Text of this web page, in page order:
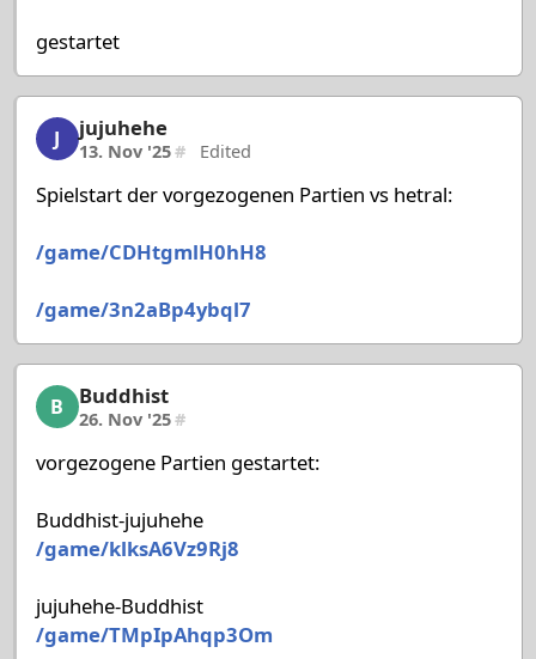
gestartet
jujuhehe, 12/58, 13. Nov '25
J jujuhehe
13. Nov '25# Edited
Spielstart der vorgezogenen Partien vs hetral:
/game/CDHtgmlH0hH8
/game/3n2aBp4ybql7
Buddhist, 13/58, 26. Nov '25
B Buddhist
26. Nov '25#
vorgezogene Partien gestartet:
Buddhist-jujuhehe
/game/klksA6Vz9Rj8
jujuhehe-Buddhist
/game/TMpIpAhqp3Om